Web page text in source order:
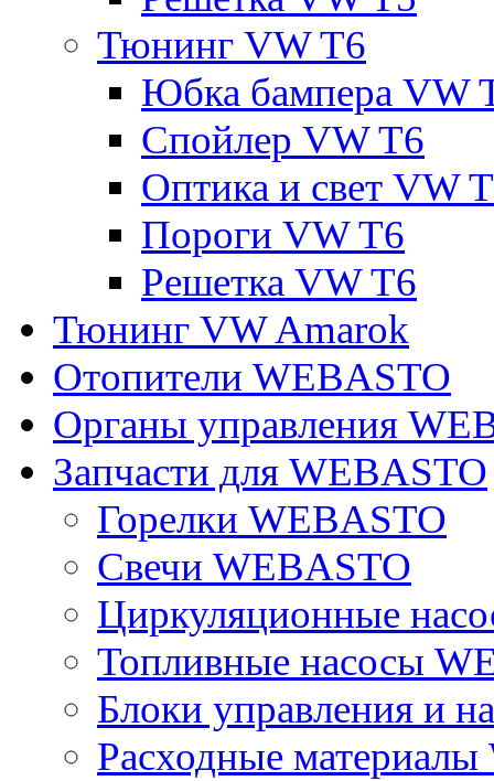
Тюнинг VW T6
Юбка бампера VW
Спойлер VW T6
Оптика и свет VW
Пороги VW T6
Решетка VW T6
Тюнинг VW Amarok
Отопители WEBASTO
Органы управления
Запчасти для WEBASTO
Горелки WEBASTO
Свечи WEBASTO
Циркуляционные
Топливные насосы
Блоки управления и
Расходные